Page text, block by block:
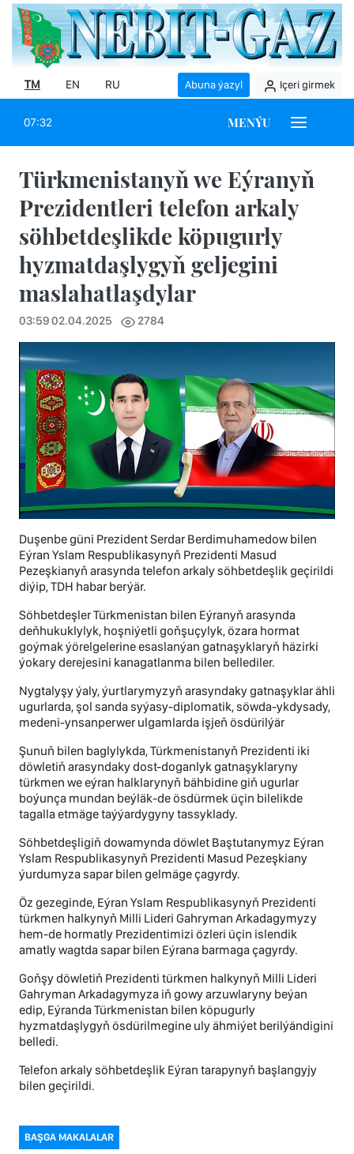
TM EN RU Abuna ýazyl Içeri girmek
07:32 MENÝU
Türkmenistanyň we Eýranyň
Prezidentleri telefon arkaly
söhbetdeşlikde köpugurly
hyzmatdaşlygyň geljegini
maslahatlaşdylar
03:59 02.04.2025 2784
Duşenbe güni Prezident Serdar Berdimuhamedow bilen
Eýran Yslam Respublikasynyň Prezidenti Masud
Pezeşkianyň arasynda telefon arkaly söhbetdeşlik geçirildi
diýip, TDH habar berýär.
Söhbetdeşler Türkmenistan bilen Eýranyň arasynda
deňhukuklylyk, hoşniýetli goňşuçylyk, özara hormat
goýmak ýörelgelerine esaslanýan gatnaşyklaryň häzirki
ýokary derejesini kanagatlanma bilen bellediler.
Nygtalyşy ýaly, ýurtlarymyzyň arasyndaky gatnaşyklar ähli
ugurlarda, şol sanda syýasy-diplomatik, söwda-ykdysady,
medeni-ynsanperwer ulgamlarda işjeň ösdürilýär
Şunuň bilen baglylykda, Türkmenistanyň Prezidenti iki
döwletiň arasyndaky dost-doganlyk gatnaşyklaryny
türkmen we eýran halklarynyň bähbidine giň ugurlar
boýunça mundan beýläk-de ösdürmek üçin bilelikde
tagalla etmäge taýýardygyny tassyklady.
Söhbetdeşligiň dowamynda döwlet Baştutanymyz Eýran
Yslam Respublikasynyň Prezidenti Masud Pezeşkiany
ýurdumyza sapar bilen gelmäge çagyrdy.
Öz gezeginde, Eýran Yslam Respublikasynyň Prezidenti
türkmen halkynyň Milli Lideri Gahryman Arkadagymyzy
hem-de hormatly Prezidentimizi özleri üçin islendik
amatly wagtda sapar bilen Eýrana barmaga çagyrdy.
Goňşy döwletiň Prezidenti türkmen halkynyň Milli Lideri
Gahryman Arkadagymyza iň gowy arzuwlaryny beýan
edip, Eýranda Türkmenistan bilen köpugurly
hyzmatdaşlygyň ösdürilmegine uly ähmiýet berilýändigini
belledi.
Telefon arkaly söhbetdeşlik Eýran tarapynyň başlangyjy
bilen geçirildi.
BAŞGA MAKALALAR